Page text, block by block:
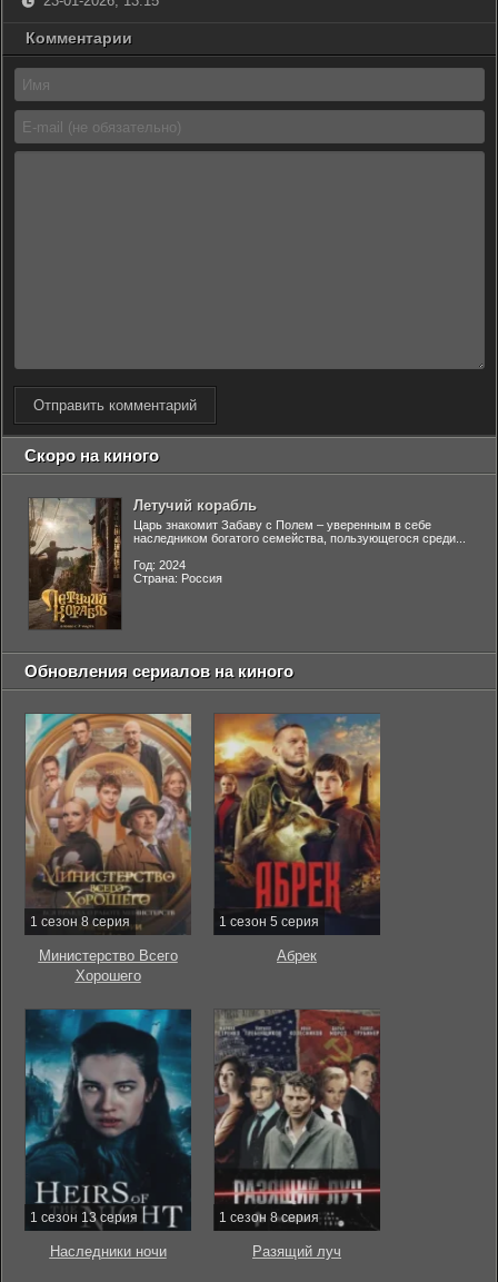
Комментарии
Отправить комментарий
Скоро на киного
Летучий корабль
Царь знакомит Забаву с Полем – уверенным в себе
наследником богатого семейства, пользующегося среди...
Год: 2024
Страна: Россия
Обновления сериалов на киного
1 сезон 8 серия
Министерство Всего
Хорошего
1 сезон 5 серия
Абрек
1 сезон 13 серия
Наследники ночи
1 сезон 8 серия
Разящий луч